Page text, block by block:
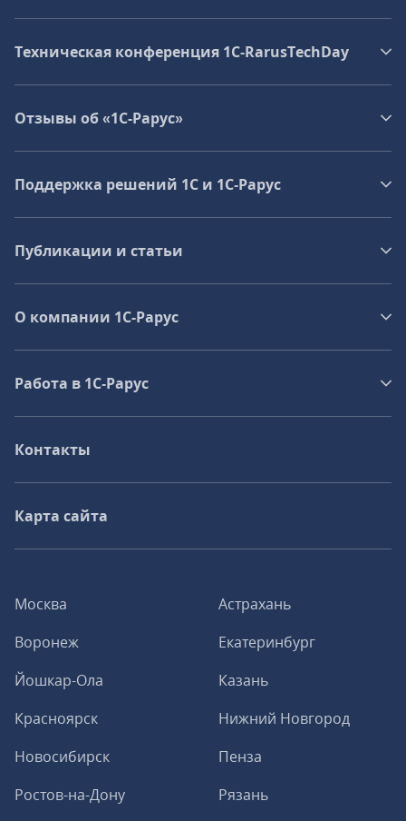
Москва
Астрахань
Воронеж
Екатеринбург
Йошкар-Ола
Казань
Красноярск
Нижний Новгород
Новосибирск
Пенза
Ростов-на-Дону
Рязань
Техническая конференция 1C‑RarusTechDay
Отзывы об «1С-Рарус»
Поддержка решений 1С и 1С‑Рарус
Публикации и статьи
О компании 1C-Рарус
Работа в 1С‑Рарус
Контакты
Карта сайта